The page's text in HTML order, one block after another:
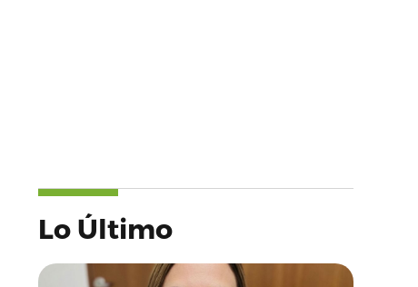
Lo Último